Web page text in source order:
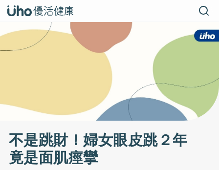
不是跳財！婦女眼皮跳２年
竟是面肌痙攣